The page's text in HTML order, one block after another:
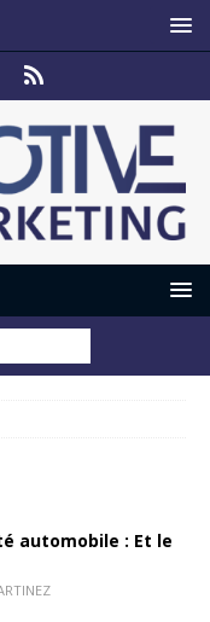
automobile : Et le